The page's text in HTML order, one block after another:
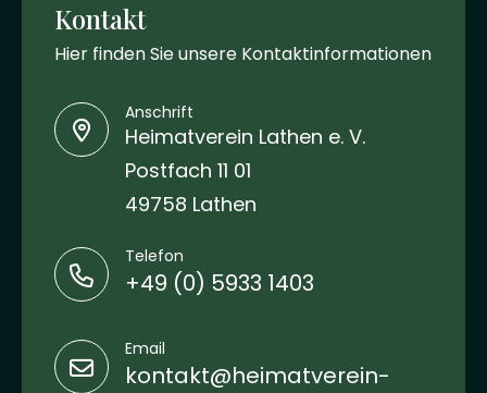
Kontakt
Hier finden Sie unsere Kontaktinformationen
Anschrift
Heimatverein Lathen e. V.
Postfach 11 01
49758 Lathen
Telefon
+49 (0) 5933 1403
Email
kontakt@heimatverein-